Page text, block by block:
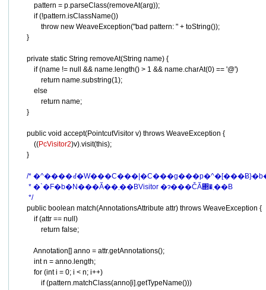
            pattern = p.parseClass(removeAt(arg));
            if (!pattern.isClassName())
                throw new WeaveException("bad pattern: " + toString());
        }
        private static String removeAt(String name) {
            if (name != null && name.length() > 1 && name.charAt(0) == '@')
                return name.substring(1);
            else
                return name;
        }
        public void accept(PointcutVisitor v) throws WeaveException {
            ((
PcVisitor2)v).visit(this);
        }
/*
         * �`�F�b�N���Ă��܂��BVisitor �ɂ���ČĂ΂�܂��B
         */
        public boolean match(AnnotationsAttribute attr) throws WeaveException {
            if (attr == null)
                return false;
            Annotation[] anno = attr.getAnnotations();
            int n = anno.length;
            for (int i = 0; i < n; i++)
                if (pattern.matchClass(anno[i].getTypeName()))